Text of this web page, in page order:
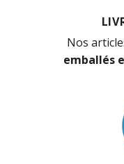
Nos
emballés